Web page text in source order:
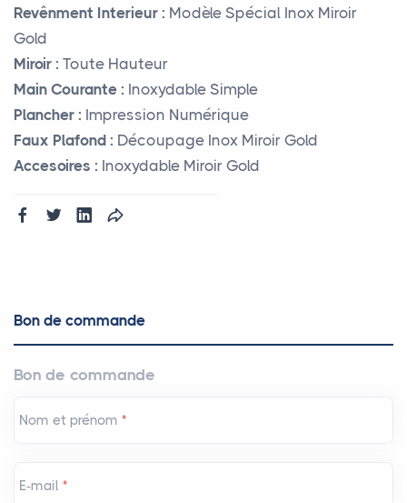
Revênment Interieur : Modèle Spécial Inox Miroir
Gold
Miroir : Toute Hauteur
Main Courante : Inoxydable Simple
Plancher : Impression Numérique
Faux Plafond : Découpage Inox Miroir Gold
Accesoires : Inoxydable Miroir Gold
Bon de commande
Bon de commande
Nom et prénom *
E-mail *